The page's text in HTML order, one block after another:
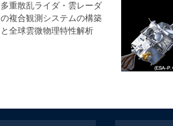
多重散乱ライダ・雲レーダ
の複合観測システムの構築
と全球雲微物理特性解析